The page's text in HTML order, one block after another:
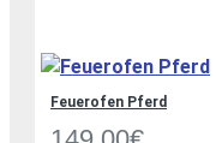
Feuerofen Pferd